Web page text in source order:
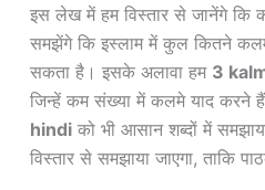
इस लेख में हम विस्तार से जानेंगे कि
समझेंगे कि इस्लाम में कुल कितने
सकता है। इसके अलावा हम 3
जिन्हें कम संख्या में कलमे याद करने
hindi को भी आसान शब्दों में
विस्तार से समझाया जाएगा, ताकि